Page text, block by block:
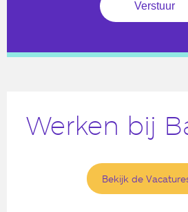
Werken bij
Bekijk de